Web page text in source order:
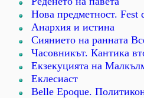
Нова предметност. Fest
Анархия и истина
Сиянието на ранната
Часовникът. Кантика
Екзекуцията на
Еклесиаст
Belle Epoque.